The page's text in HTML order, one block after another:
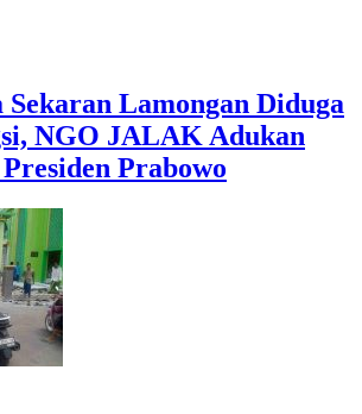
Sekaran Lamongan Diduga
NGO JALAK Adukan
Prabowo